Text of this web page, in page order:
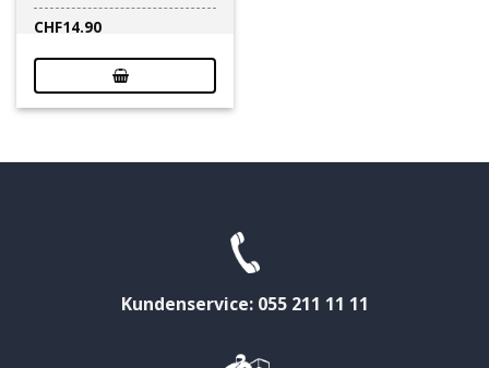
CHF14.90
Kundenservice: 055 211 11 11